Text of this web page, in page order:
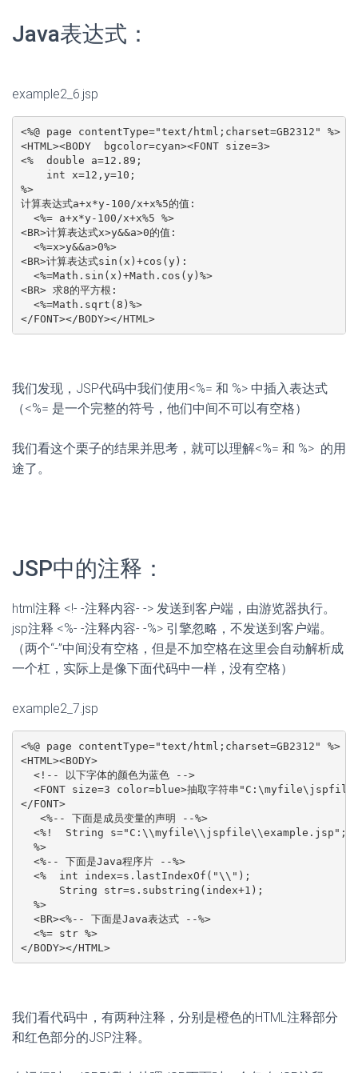
Java表达式：
example2_6.jsp
<%@ page contentType="text/html;charset=GB2312" %>
<HTML><BODY  bgcolor=cyan><FONT size=3>
<%  double a=12.89;
    int x=12,y=10;
%>
计算表达式a+x*y-100/x+x%5的值:
  <%= a+x*y-100/x+x%5 %>
<BR>计算表达式x>y&&a>0的值:
  <%=x>y&&a>0%>
<BR>计算表达式sin(x)+cos(y):
  <%=Math.sin(x)+Math.cos(y)%>
<BR> 求8的平方根:
  <%=Math.sqrt(8)%>
</FONT></BODY></HTML>
我们发现，JSP代码中我们使用<%= 和 %> 中插入表达式
（<%= 是一个完整的符号，他们中间不可以有空格）
我们看这个栗子的结果并思考，就可以理解<%= 和 %> 的用
途了。
JSP中的注释：
html注释 <!- -注释内容- -> 发送到客户端，由游览器执行。
jsp注释 <%- -注释内容- -%> 引擎忽略，不发送到客户端。
（两个“-”中间没有空格，但是不加空格在这里会自动解析成
一个杠，实际上是像下面代码中一样，没有空格）
example2_7.jsp
<%@ page contentType="text/html;charset=GB2312" %>
<HTML><BODY>
  <!-- 以下字体的颜色为蓝色 -->
<FONT size=3 color=blue>抽取字符串
</FONT>
   <%-- 下面是成员变量的声明 --%>
  <%!  String s="C:\\myfile\\jspfile\\example.jsp";
  %>
  <%-- 下面是Java程序片 --%>
  <%  int index=s.lastIndexOf("\\");
      String str=s.substring(index+1);
  %>
  <BR><%-- 下面是Java表达式 --%>
  <%= str %>
</BODY></HTML>
我们看代码中，有两种注释，分别是橙色的HTML注释部分
和红色部分的JSP注释。